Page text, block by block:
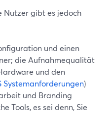
Nutzer gibt es jedoch
und einen
die Aufnahmequalität
und den
Systemanforderungen)
und Branding
Tools, es sei denn, Sie